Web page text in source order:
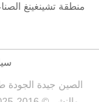
منطقة تشينغينغ